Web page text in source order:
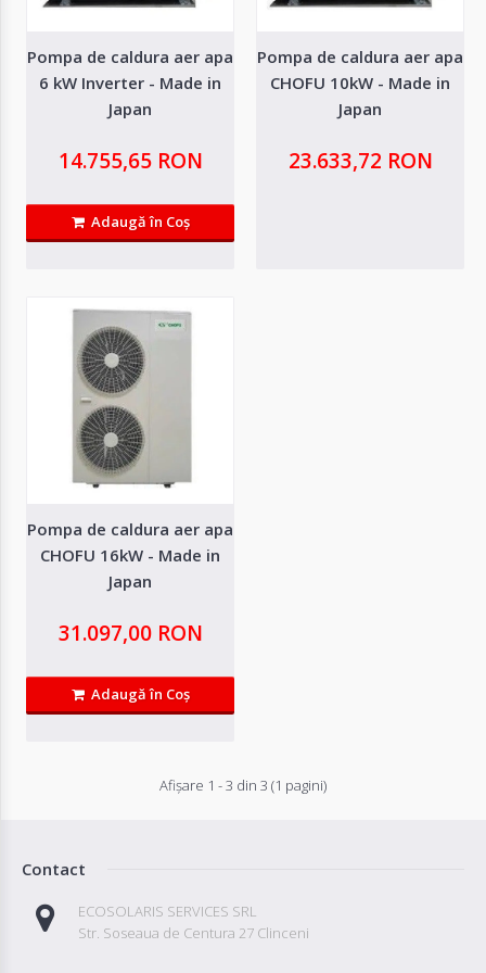
te
Înregistrează-
Configurator
Date tehnice:Pompa caldura Aer/Apa 6kW - DC INVERTERClasa de
eficienta: A++COP: 4,11Compresor: ..
Compară produsul
Pompa de caldura aer apa
6 kW Inverter - Made in
Japan
14.755,65 RON
Adaugă în Coş
Pompa de caldura aer apa
CHOFU 10kW - Made in
Japan
23.633,72 RON
Pompa de caldura aer apa
CHOFU 16kW - Made in
Japan
31.097,00 RON
Adaugă în Coş
Afişare 1 - 3 din 3 (1 pagini)
Contact
ECOSOLARIS SERVICES SRL
Str. Soseaua de Centura 27 Clinceni